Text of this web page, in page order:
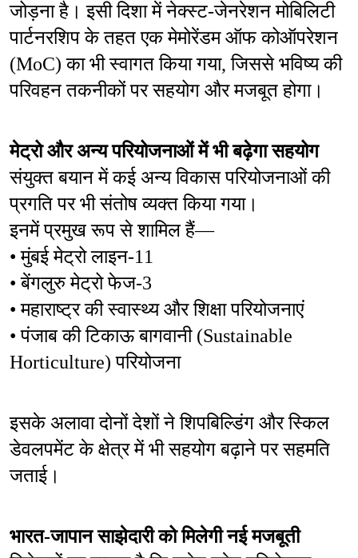
जोड़ना है। इसी दिशा में नेक्स्ट-जेनरेशन मोबिलिटी
पार्टनरशिप के तहत एक मेमोरेंडम ऑफ कोऑपरेशन
(MoC) का भी स्वागत किया गया, जिससे भविष्य की
परिवहन तकनीकों पर सहयोग और मजबूत होगा।
मेट्रो और अन्य परियोजनाओं में भी बढ़ेगा सहयोग
संयुक्त बयान में कई अन्य विकास परियोजनाओं की
प्रगति पर भी संतोष व्यक्त किया गया।
इनमें प्रमुख रूप से शामिल हैं—
• मुंबई मेट्रो लाइन-11
• बेंगलुरु मेट्रो फेज-3
• महाराष्ट्र की स्वास्थ्य और शिक्षा परियोजनाएं
• पंजाब की टिकाऊ बागवानी (Sustainable
Horticulture) परियोजना
इसके अलावा दोनों देशों ने शिपबिल्डिंग और स्किल
डेवलपमेंट के क्षेत्र में भी सहयोग बढ़ाने पर सहमति
जताई।
भारत-जापान साझेदारी को मिलेगी नई मजबूती